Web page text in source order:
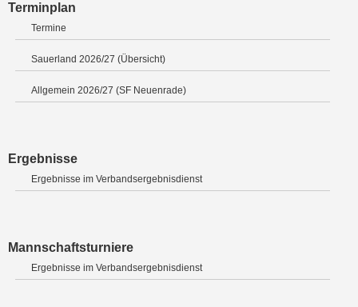
Terminplan
Termine
Sauerland 2026/27 (Übersicht)
Allgemein 2026/27 (SF Neuenrade)
Ergebnisse
Ergebnisse im Verbandsergebnisdienst
Mannschaftsturniere
Ergebnisse im Verbandsergebnisdienst